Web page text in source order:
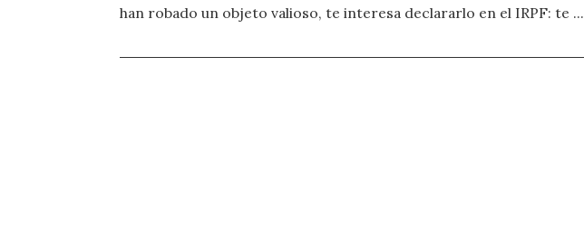
han robado un objeto valioso, te interesa declararlo en el IRPF: te ...